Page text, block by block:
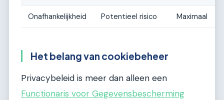
Onafhankelijkheid Potentieel risico Maximaal
Het belang van cookiebeheer
Privacybeleid is meer dan alleen een
Functionaris voor Gegevensbescherming